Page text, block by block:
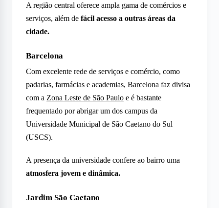
A região central oferece ampla gama de comércios e
serviços, além de fácil acesso a outras áreas da
cidade.
Barcelona
Com excelente rede de serviços e comércio, como
padarias, farmácias e academias, Barcelona faz divisa
com a Zona Leste de São Paulo e é bastante
frequentado por abrigar um dos campus da
Universidade Municipal de São Caetano do Sul
(USCS).
A presença da universidade confere ao bairro uma
atmosfera jovem e dinâmica.
Jardim São Caetano